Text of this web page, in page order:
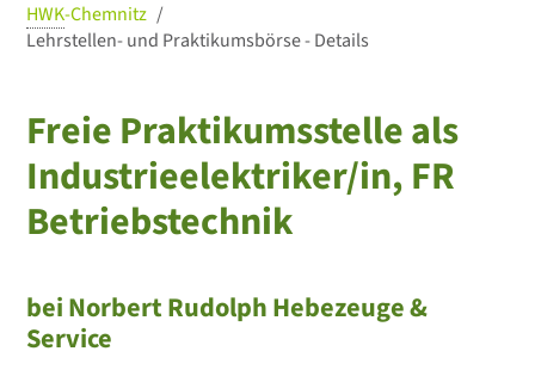
HWK-Chemnitz
Lehrstellen- und Praktikumsbörse - Details
Freie Praktikumsstelle als
Industrieelektriker/in, FR
Betriebstechnik
bei Norbert Rudolph Hebezeuge &
Service